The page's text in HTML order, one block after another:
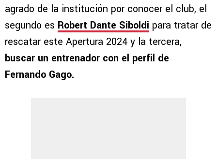
agrado de la institución por conocer el club, el
segundo es Robert Dante Siboldi para tratar de
rescatar este Apertura 2024 y la tercera,
buscar un entrenador con el perfil de
Fernando Gago.